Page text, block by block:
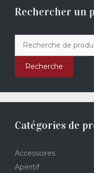
Rechercher un
pour :
Recherche
Catégories de
Accessoires
Apéritif